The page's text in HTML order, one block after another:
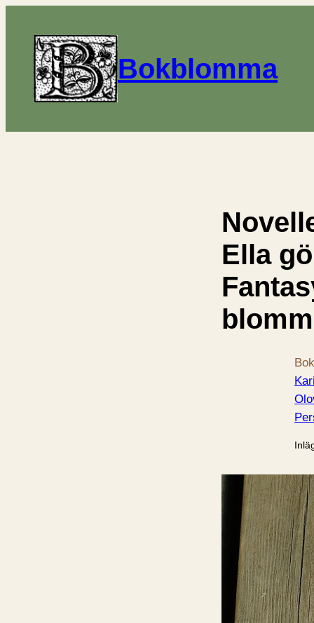
Bokblomma
Ella